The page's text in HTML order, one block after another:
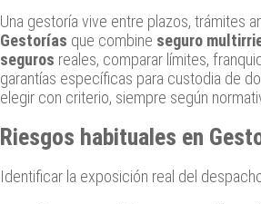
Una gestoría vive entre plazos, trámites
Gestorías que combine seguro
seguros reales, comparar límites,
garantías específicas para custodia de
elegir con criterio, siempre según
Riesgos habituales en
Identificar la exposición real del